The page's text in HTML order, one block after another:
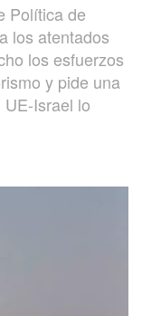
Política de
los atentados
los esfuerzos
y pide una
Israel lo